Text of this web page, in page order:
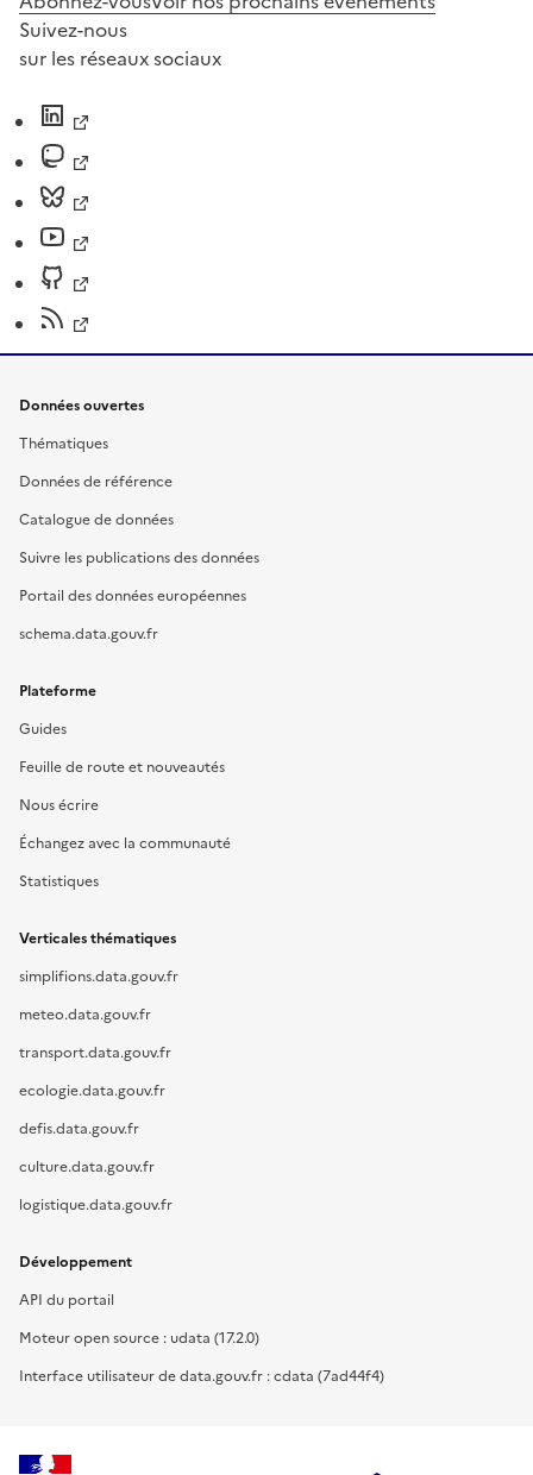
Suivez-nous
sur les réseaux sociaux
Données ouvertes
Thématiques
Données de référence
Catalogue de données
Suivre les publications des données
Portail des données européennes
schema.data.gouv.fr
Plateforme
Guides
Feuille de route et nouveautés
Nous écrire
Échangez avec la communauté
Statistiques
Verticales thématiques
simplifions.data.gouv.fr
meteo.data.gouv.fr
transport.data.gouv.fr
ecologie.data.gouv.fr
defis.data.gouv.fr
culture.data.gouv.fr
logistique.data.gouv.fr
Développement
API du portail
Moteur open source : udata (17.2.0)
Interface utilisateur de data.gouv.fr : cdata (7ad44f4)